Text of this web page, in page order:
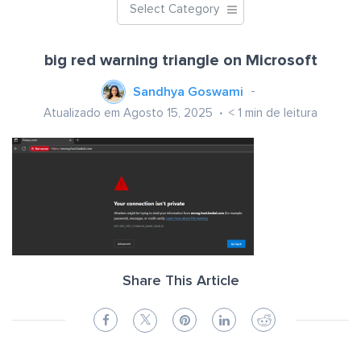
Select Category
big red warning triangle on Microsoft
Sandhya Goswami
Atualizado em Agosto 15, 2025 < 1 min de leitura
Share This Article